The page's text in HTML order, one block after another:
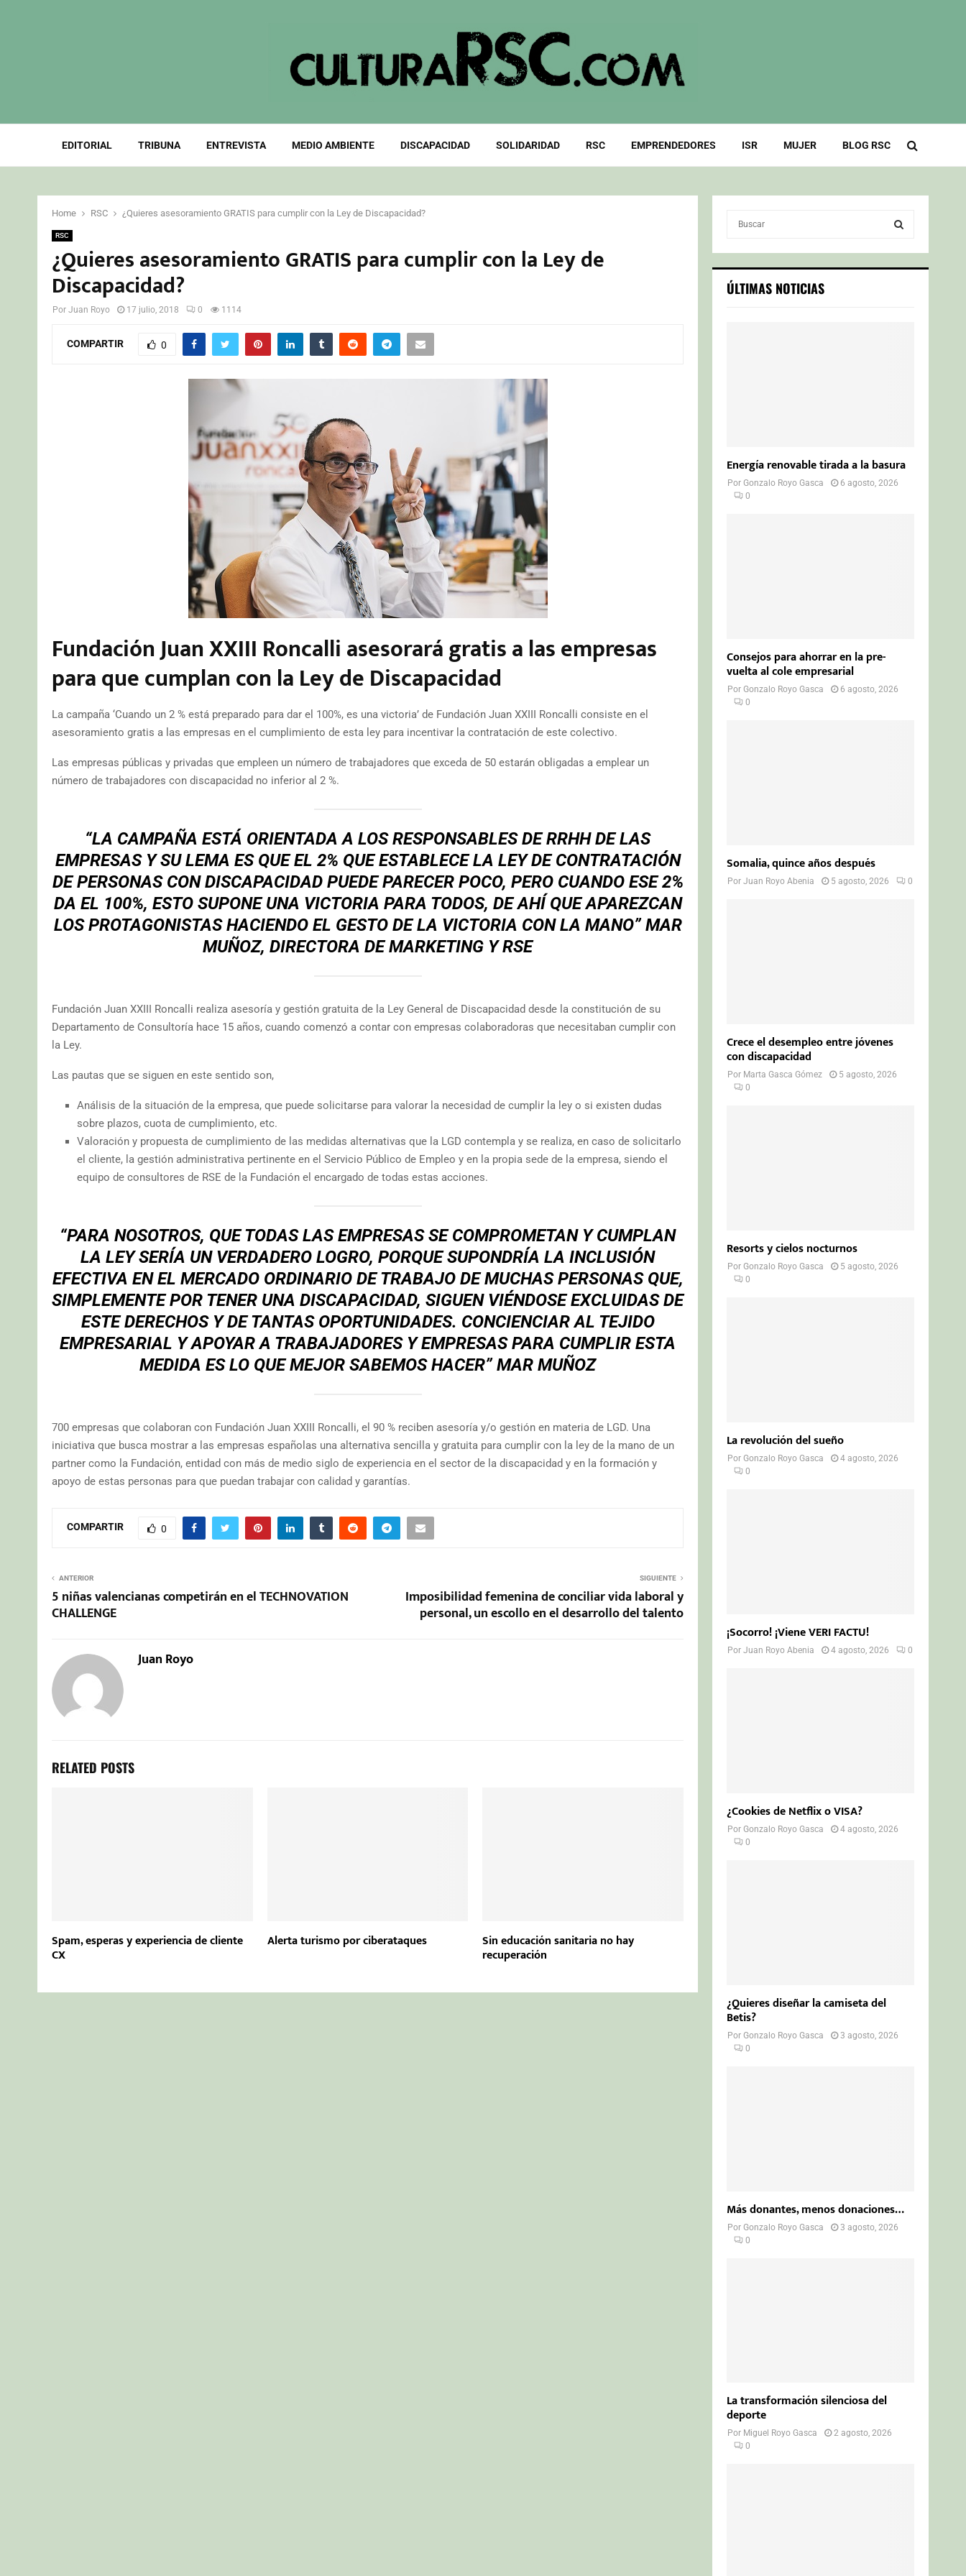
EDITORIAL TRIBUNA ENTREVISTA MEDIO AMBIENTE DISCAPACIDAD SOLIDARIDAD RSC EMPRENDEDORES ISR MUJER BLOG RSC
Home RSC ¿Quieres asesoramiento GRATIS para cumplir con la Ley de Discapacidad?
RSC
¿Quieres asesoramiento GRATIS para cumplir con la Ley de
Discapacidad?
Por Juan Royo 17 julio, 2018 0 1114
COMPARTIR 0
Fundación Juan XXIII Roncalli asesorará gratis a las empresas
para que cumplan con la Ley de Discapacidad
La campaña ‘Cuando un 2 % está preparado para dar el 100%, es una victoria’ de Fundación Juan XXIII Roncalli consiste en el
asesoramiento gratis a las empresas en el cumplimiento de esta ley para incentivar la contratación de este colectivo.
Las empresas públicas y privadas que empleen un número de trabajadores que exceda de 50 estarán obligadas a emplear un
número de trabajadores con discapacidad no inferior al 2 %.
“LA CAMPAÑA ESTÁ ORIENTADA A LOS RESPONSABLES DE RRHH DE LAS
EMPRESAS Y SU LEMA ES QUE EL 2% QUE ESTABLECE LA LEY DE CONTRATACIÓN
DE PERSONAS CON DISCAPACIDAD PUEDE PARECER POCO, PERO CUANDO ESE 2%
DA EL 100%, ESTO SUPONE UNA VICTORIA PARA TODOS, DE AHÍ QUE APAREZCAN
LOS PROTAGONISTAS HACIENDO EL GESTO DE LA VICTORIA CON LA MANO”MAR
MUÑOZ, DIRECTORA DE MARKETING Y RSE
Fundación Juan XXIII Roncalli realiza asesoría y gestión gratuita de la Ley General de Discapacidad desde la constitución de su
Departamento de Consultoría hace 15 años, cuando comenzó a contar con empresas colaboradoras que necesitaban cumplir con
la Ley.
Las pautas que se siguen en este sentido son,
Análisis de la situación de la empresa, que puede solicitarse para valorar la necesidad de cumplir la ley o si existen dudas
sobre plazos, cuota de cumplimiento, etc.
Valoración y propuesta de cumplimiento de las medidas alternativas que la LGD contempla y se realiza, en caso de solicitarlo
el cliente, la gestión administrativa pertinente en el Servicio Público de Empleo y en la propia sede de la empresa, siendo el
equipo de consultores de RSE de la Fundación el encargado de todas estas acciones.
“PARA NOSOTROS, QUE TODAS LAS EMPRESAS SE COMPROMETAN Y CUMPLAN
LA LEY SERÍA UN VERDADERO LOGRO, PORQUE SUPONDRÍA LA INCLUSIÓN
EFECTIVA EN EL MERCADO ORDINARIO DE TRABAJO DE MUCHAS PERSONAS QUE,
SIMPLEMENTE POR TENER UNA DISCAPACIDAD, SIGUEN VIÉNDOSE EXCLUIDAS DE
ESTE DERECHOS Y DE TANTAS OPORTUNIDADES. CONCIENCIAR AL TEJIDO
EMPRESARIAL Y APOYAR A TRABAJADORES Y EMPRESAS PARA CUMPLIR ESTA
MEDIDA ES LO QUE MEJOR SABEMOS HACER”MAR MUÑOZ
700 empresas que colaboran con Fundación Juan XXIII Roncalli, el 90 % reciben asesoría y/o gestión en materia de LGD. Una
iniciativa que busca mostrar a las empresas españolas una alternativa sencilla y gratuita para cumplir con la ley de la mano de un
partner como la Fundación, entidad con más de medio siglo de experiencia en el sector de la discapacidad y en la formación y
apoyo de estas personas para que puedan trabajar con calidad y garantías.
COMPARTIR 0
ANTERIOR
5 niñas valencianas competirán en el TECHNOVATION
CHALLENGE
SIGUIENTE
Imposibilidad femenina de conciliar vida laboral y
personal, un escollo en el desarrollo del talento
Juan Royo
RELATED POSTS
Spam, esperas y experiencia de cliente
CX
Alerta turismo por ciberataques Sin educación sanitaria no hay
recuperación
c
h
S
ÚLTIMAS NOTICIAS
Energía renovable tirada a la basura
PorGonzalo Royo Gasca
6 agosto, 2026
0
Consejos para ahorrar en la pre-
vuelta al cole empresarial
PorGonzalo Royo Gasca
6 agosto, 2026
0
Somalia, quince años después
PorJuan Royo Abenia 5 agosto, 2026 0
Crece el desempleo entre jóvenes
con discapacidad
Por Marta Gasca Gómez
5 agosto, 2026
0
Resorts y cielos nocturnos
PorGonzalo Royo Gasca
5 agosto, 2026
0
La revolución del sueño
PorGonzalo Royo Gasca
4 agosto, 2026
0
¡Socorro! ¡Viene VERI FACTU!
PorJuan Royo Abenia 4 agosto, 2026 0
¿Cookies de Netflix o VISA?
PorGonzalo Royo Gasca
4 agosto, 2026
0
¿Quieres diseñar la camiseta del
Betis?
PorGonzalo Royo Gasca
3 agosto, 2026
0
Más donantes, menos donaciones…
PorGonzalo Royo Gasca
3 agosto, 2026
0
La transformación silenciosa del
deporte
Por Miguel Royo Gasca
2 agosto, 2026
0